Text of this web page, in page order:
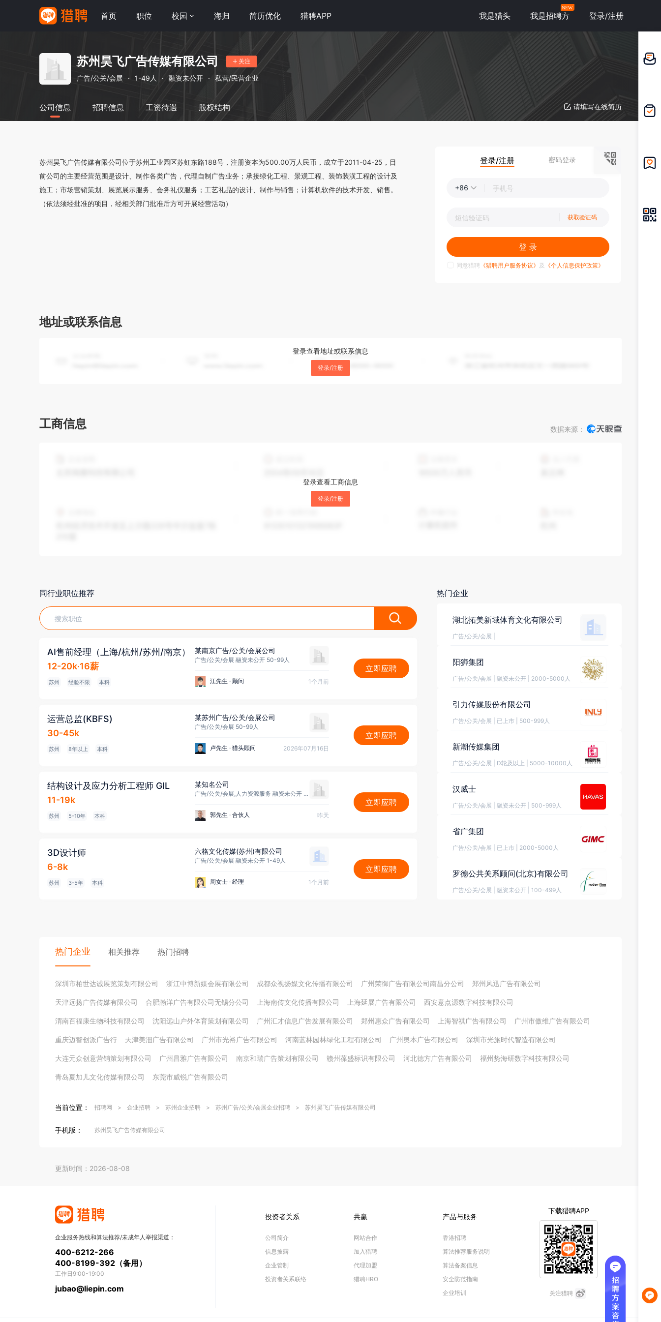
首页 职位 校园 海归 简历优化 猎聘APP 我是猎头 我是招聘方
NEW
登录/注册
苏州昊飞广告传媒有限公司 关注
广告/公关/会展 · 1-49人 · 融资未公开 · 私营/民营企业
公司信息 招聘信息 工资待遇 股权结构 请填写在线简历
登录/注册 密码登录
+86
获取验证码
登 录
同意猎聘 《猎聘用户服务协议》 及 《个人信息保护政策》
苏州昊飞广告传媒有限公司位于苏州工业园区苏虹东路188号，注册资本为500.00万人民币，成立于2011-04-25，目
前公司的主要经营范围是设计、制作各类广告，代理自制广告业务；承接绿化工程、景观工程、装饰装潢工程的设计及
施工；市场营销策划、展览展示服务、会务礼仪服务；工艺礼品的设计、制作与销售；计算机软件的技术开发、销售。
（依法须经批准的项目，经相关部门批准后方可开展经营活动）
地址或联系信息
登录查看地址或联系信息
登录/注册
工商信息 数据来源：
登录查看工商信息
登录/注册
同行业职位推荐
AI售前经理（上海/杭州/苏州/南京）
12-20k·16薪
苏州 经验不限 本科
某南京广告/公关/会展公司
广告/公关/会展 融资未公开 50-99人
江先生 ·顾问 1个月前
立即应聘
运营总监(KBFS)
30-45k
苏州 8年以上 本科
某苏州广告/公关/会展公司
广告/公关/会展 50-99人
卢先生 ·猎头顾问 2026年07月16日
立即应聘
结构设计及应力分析工程师 GIL
11-19k
苏州 5-10年 本科
某知名公司
广告/公关/会展,人力资源服务 融资未公开 1-49人
郭先生 ·合伙人 昨天
立即应聘
3D设计师
6-8k
苏州 3-5年 本科
六格文化传媒(苏州)有限公司
广告/公关/会展 融资未公开 1-49人
周女士 ·经理 1个月前
立即应聘
热门企业
湖北拓美新域体育文化有限公司
广告/公关/会展
阳狮集团
广告/公关/会展 融资未公开 2000-5000人
引力传媒股份有限公司
广告/公关/会展 已上市 500-999人
新潮传媒集团
广告/公关/会展 D轮及以上 5000-10000人
汉威士
广告/公关/会展 融资未公开 500-999人
省广集团
广告/公关/会展 已上市 2000-5000人
罗德公共关系顾问(北京)有限公司
广告/公关/会展 融资未公开 100-499人
热门企业 相关推荐 热门招聘
深圳市柏世达诚展览策划有限公司 浙江中博新媒会展有限公司 成都众视扬媒文化传播有限公司 广州荣御广告有限公司南昌分公司 郑州风迅广告有限公司
天津远扬广告传媒有限公司 合肥瀚洋广告有限公司无锡分公司 上海南传文化传播有限公司 上海延展广告有限公司 西安意点源数字科技有限公司
渭南百福康生物科技有限公司 沈阳远山户外体育策划有限公司 广州汇才信息广告发展有限公司 郑州惠众广告有限公司 上海智祺广告有限公司 广州市傲维广告有限公司
重庆迈智创派广告行 天津美沺广告有限公司 广州市光裕广告有限公司 河南蓝林园林绿化工程有限公司 广州奥本广告有限公司 深圳市光旅时代智造有限公司
大连元众创意营销策划有限公司 广州昌雅广告有限公司 南京和瑞广告策划有限公司 赣州葆盛标识有限公司 河北德方广告有限公司 福州势海研数字科技有限公司
青岛夏加儿文化传媒有限公司 东莞市威锐广告有限公司
当前位置： 招聘网 > 企业招聘 > 苏州企业招聘 > 苏州广告/公关/会展企业招聘 > 苏州昊飞广告传媒有限公司
手机版： 苏州昊飞广告传媒有限公司
更新时间：2026-08-08